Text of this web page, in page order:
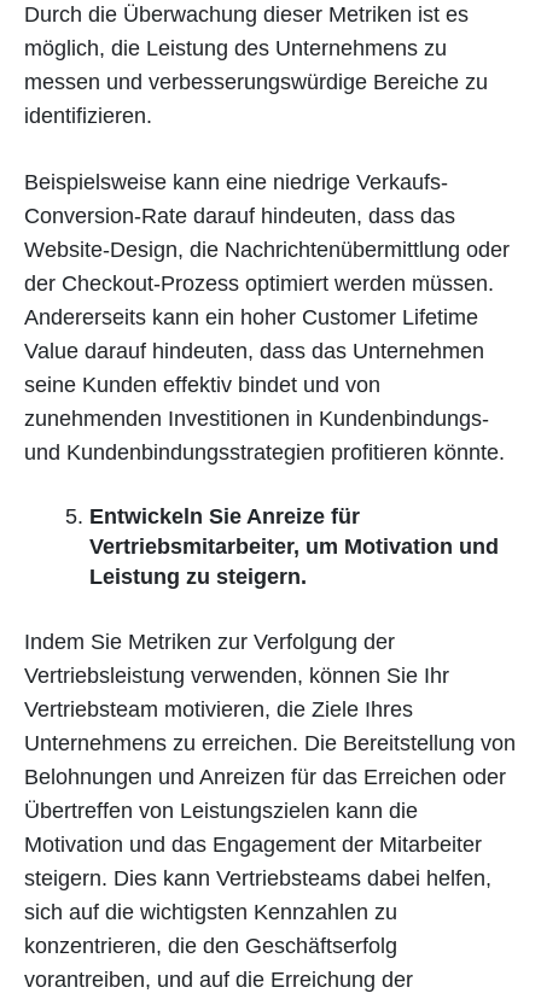
Durch die Überwachung dieser Metriken ist es
möglich, die Leistung des Unternehmens zu
messen und verbesserungswürdige Bereiche zu
identifizieren.
Beispielsweise kann eine niedrige Verkaufs-
Conversion-Rate darauf hindeuten, dass das
Website-Design, die Nachrichtenübermittlung oder
der Checkout-Prozess optimiert werden müssen.
Andererseits kann ein hoher Customer Lifetime
Value darauf hindeuten, dass das Unternehmen
seine Kunden effektiv bindet und von
zunehmenden Investitionen in Kundenbindungs-
und Kundenbindungsstrategien profitieren könnte.
Entwickeln Sie Anreize für
Vertriebsmitarbeiter, um Motivation und
Leistung zu steigern.
Indem Sie Metriken zur Verfolgung der
Vertriebsleistung verwenden, können Sie Ihr
Vertriebsteam motivieren, die Ziele Ihres
Unternehmens zu erreichen. Die Bereitstellung von
Belohnungen und Anreizen für das Erreichen oder
Übertreffen von Leistungszielen kann die
Motivation und das Engagement der Mitarbeiter
steigern. Dies kann Vertriebsteams dabei helfen,
sich auf die wichtigsten Kennzahlen zu
konzentrieren, die den Geschäftserfolg
vorantreiben, und auf die Erreichung der